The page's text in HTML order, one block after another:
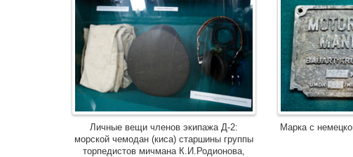
Личные вещи членов экипажа Д-2:
морской чемодан (киса) старшины группы
торпедистов мичмана К.И.Родионова,
Марка с